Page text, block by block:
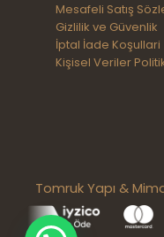
Mesafeli Satış
Gizlilik ve Güvenlik
İptal İade Koşullari
Kişisel Veriler
Tomruk Yapı &